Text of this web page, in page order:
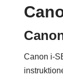
Canon i-